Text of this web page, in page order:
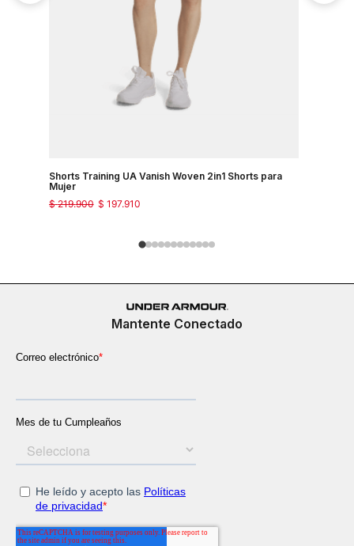
Shorts Training UA Vanish Woven 2in1 Shorts para
Mujer
$ 197.910
$ 219.900
Mantente Conectado